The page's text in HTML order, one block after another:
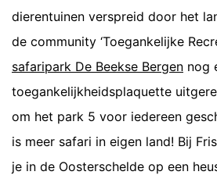
dierentuinen verspreid door het
de community ‘Toegankelijke
safaripark De Beekse Bergen nog
toegankelijkheidsplaquette
om het park 5 voor iedereen
is meer safari in eigen land! Bij
je in de Oosterschelde op een